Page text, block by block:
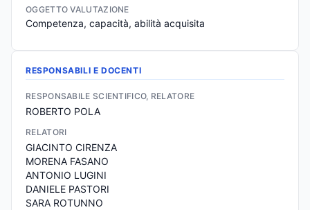
OGGETTO VALUTAZIONE
Competenza, capacità, abilità acquisita
RESPONSABILI E DOCENTI
RESPONSABILE SCIENTIFICO, RELATORE
ROBERTO POLA
RELATORI
GIACINTO CIRENZA
MORENA FASANO
ANTONIO LUGINI
DANIELE PASTORI
SARA ROTUNNO